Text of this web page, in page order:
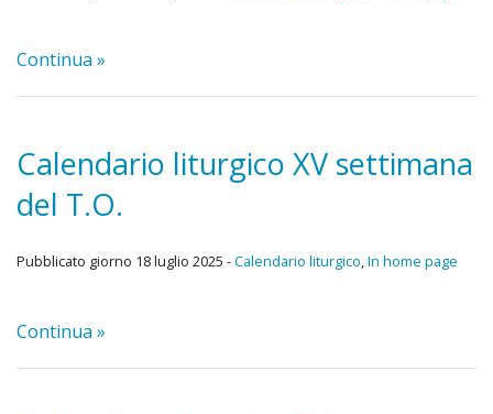
Continua »
Calendario liturgico XV settimana
del T.O.
Pubblicato giorno 18 luglio 2025 -Calendario liturgico,In home page
Continua »